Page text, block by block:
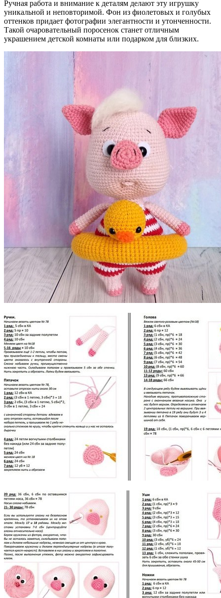
Ручная работа и внимание к деталям делают эту игрушку
уникальной и неповторимой. Фон из фиолетовых и голубых
оттенков придает фотографии элегантности и утонченности.
Такой очаровательный поросенок станет отличным
украшением детской комнаты или подарком для близких.